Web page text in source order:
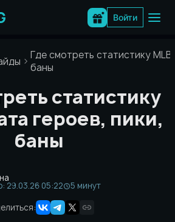
Войти
Где смотреть статистику
баны
статистику
героев, пики,
баны
29.03.26 05:22
5 минут